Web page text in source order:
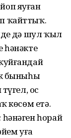
яуған
ҡайттыҡ.
дә шул ҡыл
һәнәкте
быныһы
ос
көсөм етә.
һорай
уға